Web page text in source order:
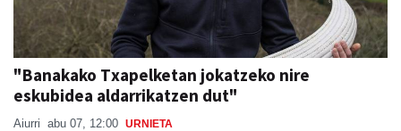
"Banakako Txapelketan jokatzeko nire
eskubidea aldarrikatzen dut"
Aiurri abu 07, 12:00 URNIETA